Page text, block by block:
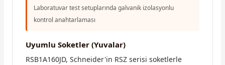
Laboratuvar test setuplarında galvanik izolasyonlu
kontrol anahtarlaması
Uyumlu Soketler (Yuvalar)
RSB1A160JD, Schneider'in RSZ serisi soketlerle